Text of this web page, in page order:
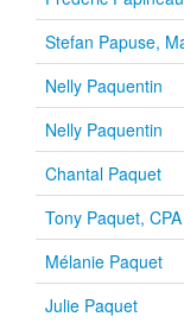
Stefan Papuse,
Nelly Paquentin
Nelly Paquentin
Chantal Paquet
Tony Paquet, CPA
Mélanie Paquet
Julie Paquet